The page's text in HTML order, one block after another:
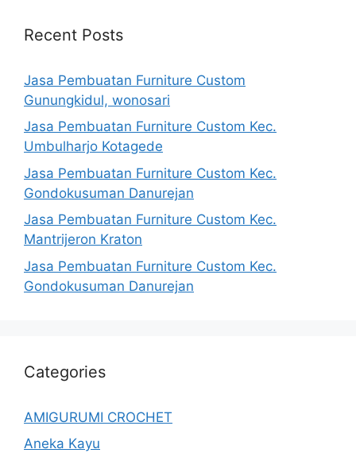
Recent Posts
Jasa Pembuatan Furniture Custom
Gunungkidul, wonosari
Jasa Pembuatan Furniture Custom Kec.
Umbulharjo Kotagede
Jasa Pembuatan Furniture Custom Kec.
Gondokusuman Danurejan
Jasa Pembuatan Furniture Custom Kec.
Mantrijeron Kraton
Jasa Pembuatan Furniture Custom Kec.
Gondokusuman Danurejan
Categories
AMIGURUMI CROCHET
Aneka Kayu